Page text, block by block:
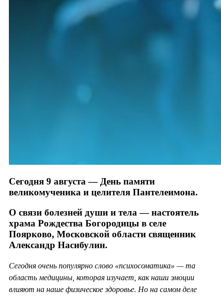
Сегодня 9 августа — День памяти
великомученика и целителя Пантелеимона.
О связи болезней души и тела — настоятель
храма Рождества Богородицы в селе
Поярково, Московской области священник
Александр Насибулин.
Сегодня очень популярно слово «психосоматика» — та
область медицины, которая изучает, как наши эмоции
влияют на наше физическое здоровье. Но на самом деле